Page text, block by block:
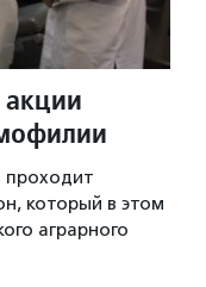
акции
проходит
который в этом
аграрного